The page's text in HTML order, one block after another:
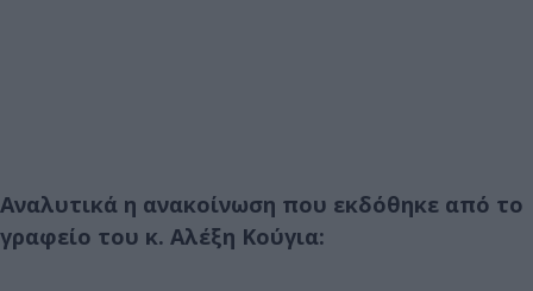
Αναλυτικά η ανακοίνωση που εκδόθηκε από το
γραφείο του κ. Αλέξη Κούγια: